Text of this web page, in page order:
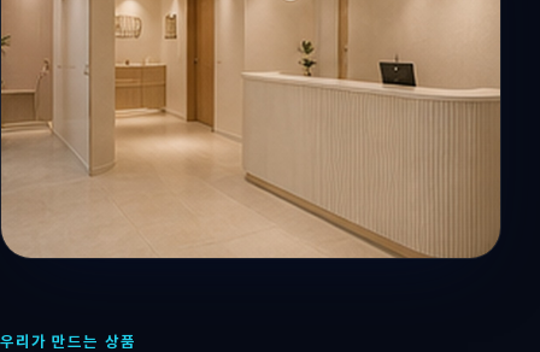
우리가 만드는 상품